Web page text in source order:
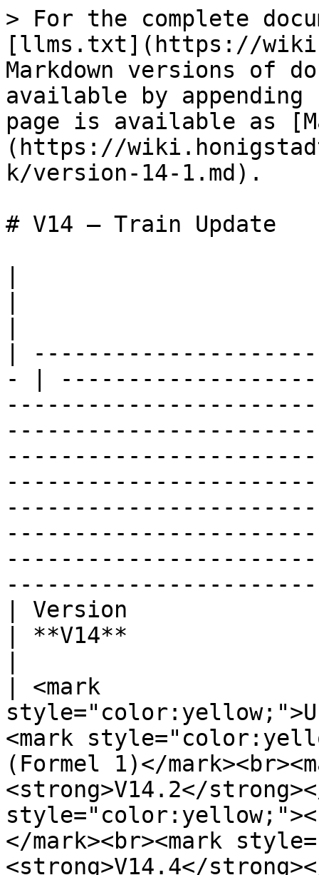
> For the complete
[llms.txt](https://
Markdown versions of
available by
page is available as
(https://
k/version-14-1.md).
# V14 – Train Update
|
- |
| Version
| **V14**
| <mark
<mark
(Formel 1)</
<strong>V14.2</
</mark><br><mark
<strong>V14.4</